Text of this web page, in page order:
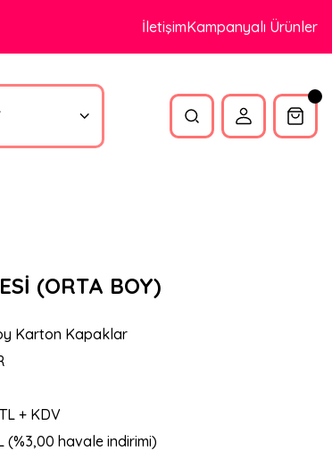
İletişimKampanyalı Ürünler
(ORTA BOY)
Karton Kapaklar
+ KDV
(%3,00 havale indirimi)